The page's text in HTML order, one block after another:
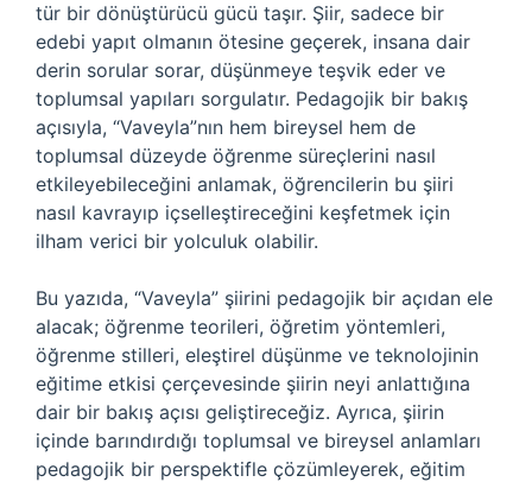
tür bir dönüştürücü gücü taşır. Şiir, sadece bir
edebi yapıt olmanın ötesine geçerek, insana dair
derin sorular sorar, düşünmeye teşvik eder ve
toplumsal yapıları sorgulatır. Pedagojik bir bakış
açısıyla, “Vaveyla”nın hem bireysel hem de
toplumsal düzeyde öğrenme süreçlerini nasıl
etkileyebileceğini anlamak, öğrencilerin bu şiiri
nasıl kavrayıp içselleştireceğini keşfetmek için
ilham verici bir yolculuk olabilir.
Bu yazıda, “Vaveyla” şiirini pedagojik bir açıdan ele
alacak; öğrenme teorileri, öğretim yöntemleri,
öğrenme stilleri, eleştirel düşünme ve teknolojinin
eğitime etkisi çerçevesinde şiirin neyi anlattığına
dair bir bakış açısı geliştireceğiz. Ayrıca, şiirin
içinde barındırdığı toplumsal ve bireysel anlamları
pedagojik bir perspektifle çözümleyerek, eğitim